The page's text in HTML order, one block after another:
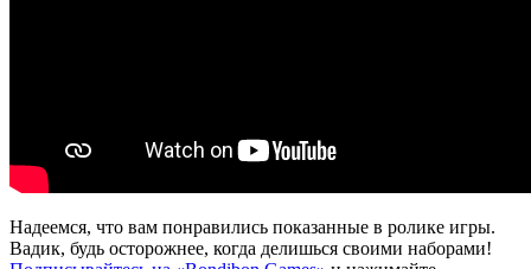
Надеемся, что вам понравились показанные в ролике игры.
Вадик, будь осторожнее, когда делишься своими наборами!